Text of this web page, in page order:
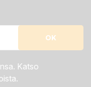
Katso